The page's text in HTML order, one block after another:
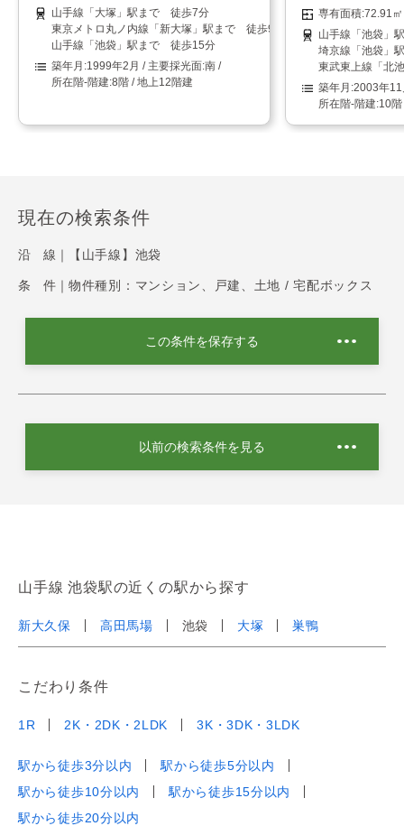
山手線「大塚」駅まで 徒歩7分
東京メトロ丸ノ内線「新大塚」駅まで 徒歩9分
山手線「池袋」駅まで 徒歩15分
1999年2月
南
8階 / 地上12階建
72.91
山手線「池袋」
埼京線「池袋」
東武東上線「北
2003年11
10
現在の検索条件
沿 線｜ 【山手線】池袋
条 件｜ 物件種別：マンション、戸建、土地 / 宅配ボックス
この条件を保存する
以前の検索条件を見る
山手線 池袋駅の近くの駅から探す
新大久保 高田馬場 池袋 大塚 巣鴨
こだわり条件
1R 2K・2DK・2LDK 3K・3DK・3LDK
駅から徒歩3分以内
駅から徒歩5分以内
駅から徒歩10分以内
駅から徒歩15分以内
駅から徒歩20分以内